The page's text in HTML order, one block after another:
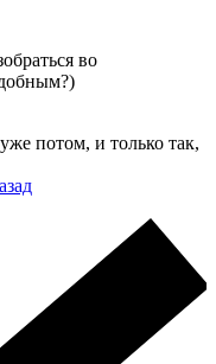
во
потом, и только так,